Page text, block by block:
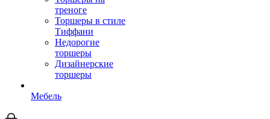
треноге
Торшеры в стиле
Тиффани
Недорогие
торшеры
Дизайнерские
торшеры
Мебель